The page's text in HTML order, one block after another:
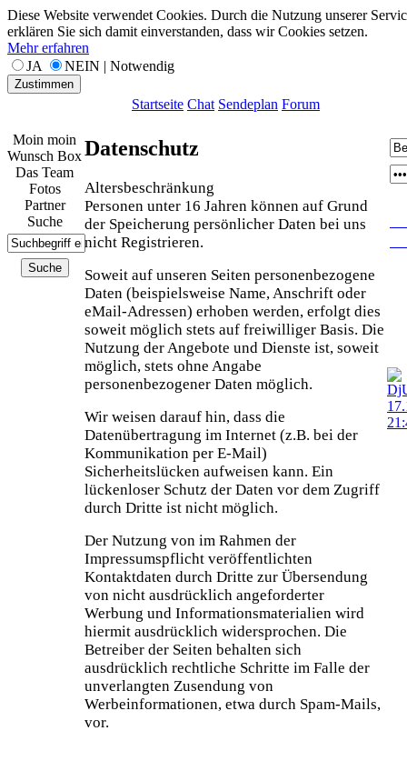
Diese Website verwendet Cookies. Durch die Nutzung unserer
erklären Sie sich damit einverstanden, dass wir Cookies setzen.
Mehr erfahren
JA
NEIN | Notwendig
Zustimmen
Startseite Chat Sendeplan Forum
Moin moin
Wunsch Box
Das Team
Fotos
Partner
Suche
Datenschutz
Altersbeschränkung
Personen unter 16 Jahren können auf Grund
der Speicherung persönlicher Daten bei uns
nicht Registrieren.
Soweit auf unseren Seiten personenbezogene
Daten (beispielsweise Name, Anschrift oder
eMail-Adressen) erhoben werden, erfolgt dies
soweit möglich stets auf freiwilliger Basis. Die
Nutzung der Angebote und Dienste ist, soweit
möglich, stets ohne Angabe
personenbezogener Daten möglich.
Wir weisen darauf hin, dass die
Datenübertragung im Internet (z.B. bei der
Kommunikation per E-Mail)
Sicherheitslücken aufweisen kann. Ein
lückenloser Schutz der Daten vor dem Zugriff
durch Dritte ist nicht möglich.
Der Nutzung von im Rahmen der
Impressumspflicht veröffentlichten
Kontaktdaten durch Dritte zur Übersendung
von nicht ausdrücklich angeforderter
Werbung und Informationsmaterialien wird
hiermit ausdrücklich widersprochen. Die
Betreiber der Seiten behalten sich
ausdrücklich rechtliche Schritte im Falle der
unverlangten Zusendung von
Werbeinformationen, etwa durch Spam-Mails,
vor.